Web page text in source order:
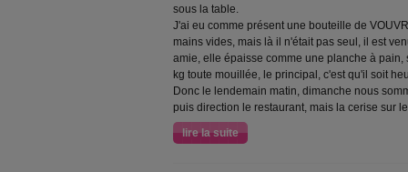
sous la table.
J'ai eu comme présent une bouteille de
mains vides, mais là il n'était pas seul, il est
amie, elle épaisse comme une planche à
kg toute mouillée, le principal, c'est qu'il soit
Donc le lendemain matin, dimanche nous
puis direction le restaurant, mais la cerise sur
lire la suite